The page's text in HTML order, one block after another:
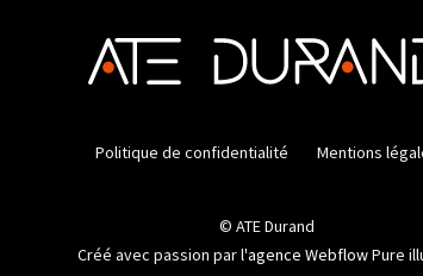
Politique de confidentialité Mentions
© ATE Durand
Créé avec passion par l'agence WebflowPure
confidentialité, en garantissant la conformité